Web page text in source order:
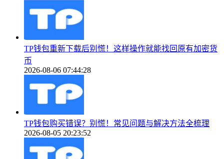
TP钱包重新下载后别慌！这样操作就能找回原有加密货
币
2026-08-06 07:44:28
TP钱包购买错误？别慌！常见问题与解决方法全梳理
2026-08-05 20:23:52